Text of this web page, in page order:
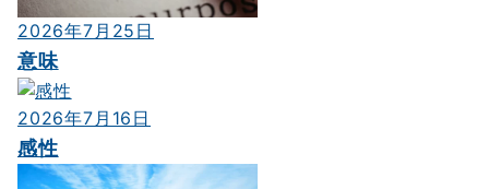
ョ
ン
2026年7月25日
意味
2026年7月16日
感性